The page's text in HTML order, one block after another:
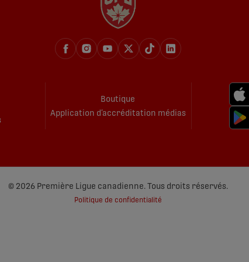
Boutique
Application d’accréditation médias
© 2026 Première Ligue canadienne. Tous droits réservés.
Politique de confidentialité